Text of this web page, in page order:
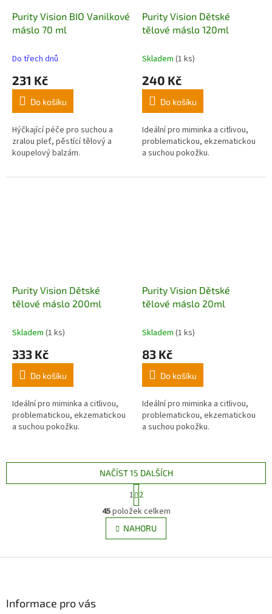
Purity Vision BIO Vanilkové
máslo 70 ml
Do třech dnů
231 Kč
Do košíku
Hýčkající péče pro suchou a
zralou pleť, pěstící tělový a
koupelový balzám.
Purity Vision Dětské
tělové máslo 120ml
Skladem (1 ks)
240 Kč
Do košíku
Ideální pro miminka a citlivou,
problematickou, ekzematickou
a suchou pokožku.
Purity Vision Dětské
tělové máslo 200ml
Skladem (1 ks)
333 Kč
Do košíku
Ideální pro miminka a citlivou,
problematickou, ekzematickou
a suchou pokožku.
Purity Vision Dětské
tělové máslo 20ml
Skladem (1 ks)
83 Kč
Do košíku
Ideální pro miminka a citlivou,
problematickou, ekzematickou
a suchou pokožku.
O
v
l
á
NAČÍST 15 DALŠÍCH
S
t
r
á
n
k
v
1 2
45položek celkem
NAHORU
Informace pro vás